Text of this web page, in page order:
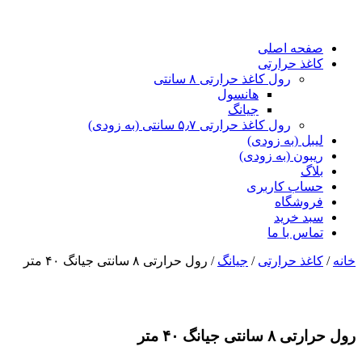
صفحه اصلی
کاغذ حرارتی
رول کاغذ حرارتی ۸ سانتی
هانسول
جیانگ
رول کاغذ حرارتی ۵٫۷ سانتی (به زودی)
لیبل (به زودی)
ریبون (به زودی)
بلاگ
حساب کاربری
فروشگاه
سبد خرید
تماس با ما
خانه / کاغذ حرارتی / جیانگ / رول حرارتی ۸ سانتی جیانگ ۴۰ متر
رول حرارتی ۸ سانتی جیانگ ۴۰ متر